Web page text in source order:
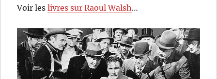
Voir leslivres sur Raoul Walsh…